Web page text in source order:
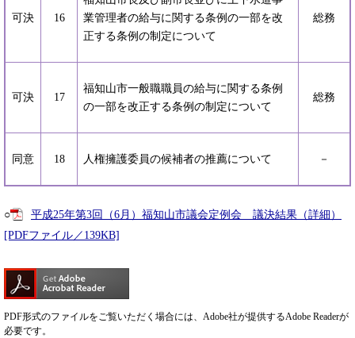
可決 16
業管理者の給与に関する条例の一部を改
正する条例の制定について
総務
可決 17
福知山市一般職職員の給与に関する条例
の一部を改正する条例の制定について
総務
同意 18 人権擁護委員の候補者の推薦について －
○
平成25年第3回（6月）福知山市議会定例会 議決結果（詳細）
[PDFファイル／139KB]
PDF形式のファイルをご覧いただく場合には、Adobe社が提供するAdobe Readerが
必要です。